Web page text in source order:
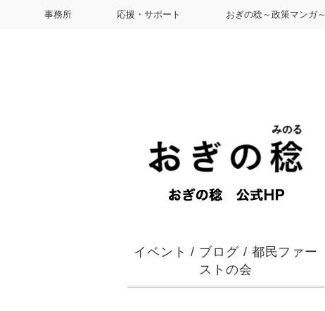
事務所 応援・サポート おぎの稔～政策マンガ～
イベント / ブログ/ 都民ファー
ストの会